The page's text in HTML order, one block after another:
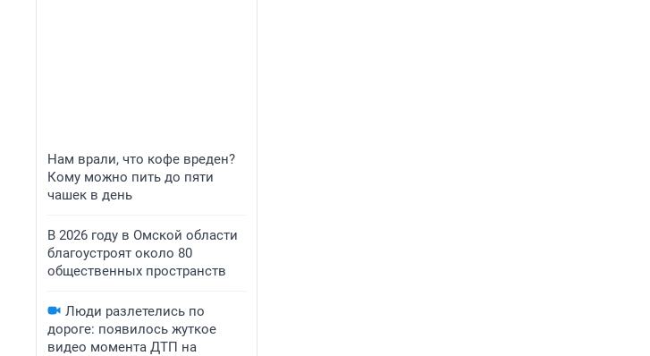
Нам врали, что кофе вреден?
Кому можно пить до пяти
чашек в день
В 2026 году в Омской области
благоустроят около 80
общественных пространств
Люди разлетелись по
дороге: появилось жуткое
видео момента ДТП на